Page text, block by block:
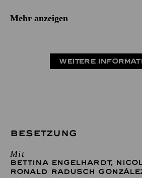
Mehr anzeigen
WEITERE
BESETZUNG
Mit
BETTINA ENGELHARDT,
RONALD RADUSCH